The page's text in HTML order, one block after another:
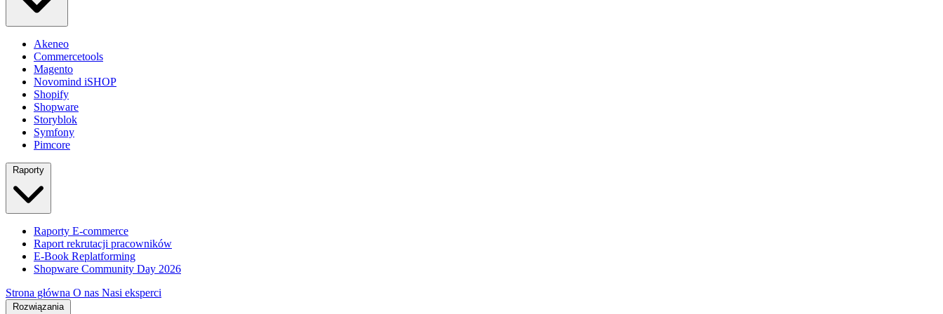
Akeneo
Commercetools
Magento
Novomind iSHOP
Shopify
Shopware
Storyblok
Symfony
Pimcore
Raporty
Raporty E-commerce
Raport rekrutacji pracowników
E-Book Replatforming
Shopware Community Day 2026
Strona główna O nas Nasi eksperci
Rozwiązania